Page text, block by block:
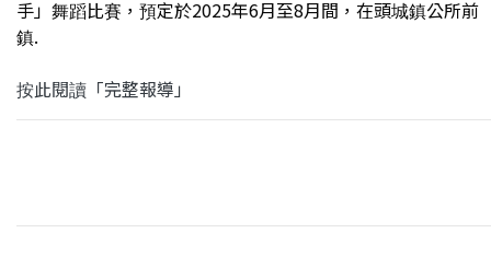
手」舞蹈比賽，預定於2025年6月至8月間，在頭城鎮公所前
鎮.
按此閱讀「完整報導」